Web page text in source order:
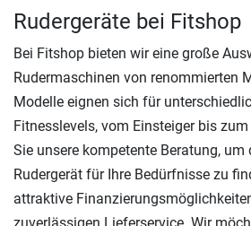
Rudergeräte bei Fitshop
Bei Fitshop bieten wir eine große
Rudermaschinen von renommierten
Modelle eignen sich für
Fitnesslevels, vom Einsteiger bis
Sie unsere kompetente Beratung, um
Rudergerät für Ihre Bedürfnisse zu
attraktive
zuverlässigen Lieferservice. Wir